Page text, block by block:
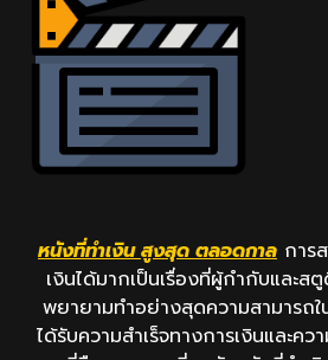
หนังที่ทำเงิน สูงสุด ตลอดกาล การ
เงินได้มากเป็นเรื่องที่ผู้กำกับและ
พยายามทำอย่างสุดความสามารถ
ได้รับความสำเร็จทางการเงินและค